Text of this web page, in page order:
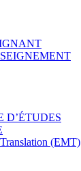
D’ÉTUDES
(EMT)